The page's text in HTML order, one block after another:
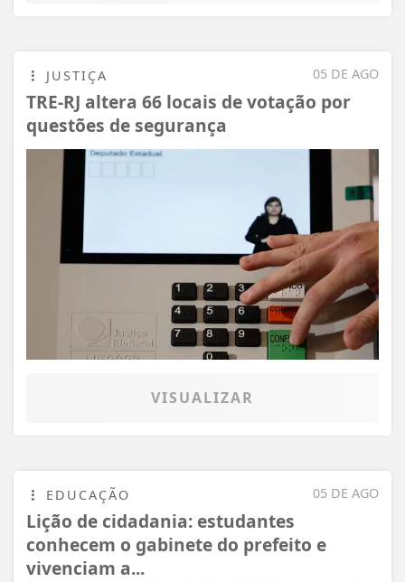
05 DE AGO
JUSTIÇA
TRE-RJ altera 66 locais de votação por
questões de segurança
VISUALIZAR
05 DE AGO
EDUCAÇÃO
Lição de cidadania: estudantes
conhecem o gabinete do prefeito e
vivenciam a...